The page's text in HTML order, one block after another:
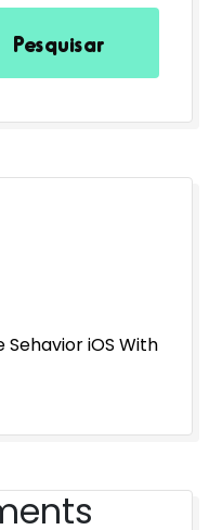
Pesquisar
Sehavior iOS With